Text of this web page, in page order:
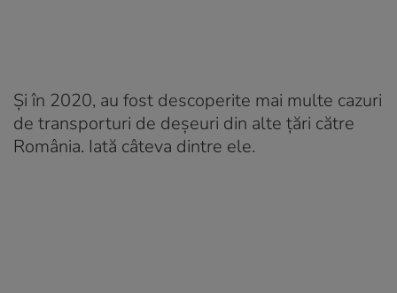
Și în 2020, au fost descoperite mai multe cazuri
de transporturi de deșeuri din alte țări către
România. Iată câteva dintre ele.